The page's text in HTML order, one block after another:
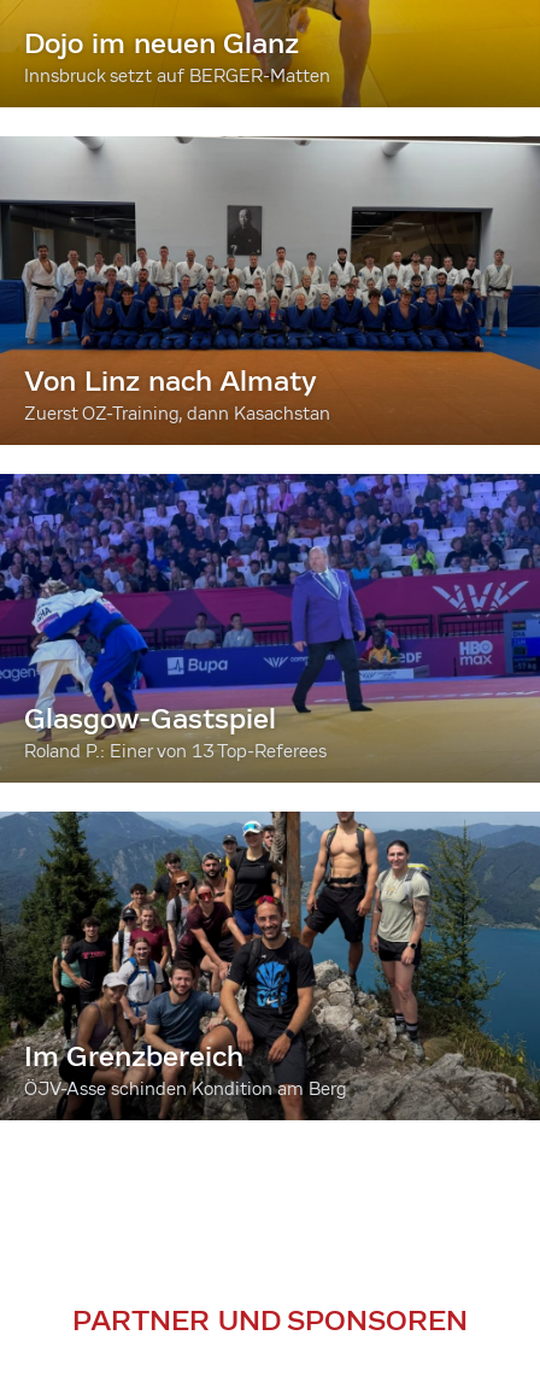
Dojo im neuen Glanz
Innsbruck setzt auf BERGER-Matten
Von Linz nach Almaty
Zuerst OZ-Training, dann Kasachstan
Glasgow-Gastspiel
Roland P.: Einer von 13 Top-Referees
Im Grenzbereich
ÖJV-Asse schinden Kondition am Berg
PARTNER UND SPONSOREN